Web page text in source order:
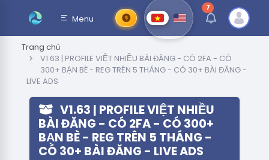
Menu
7thông báo chưa
Trang chủ
V1.63 | PROFILE VIỆT NHIỀU BÀI ĐĂNG - CÓ 2FA - CÓ
300+ BẠN BÈ - REG TRÊN 5 THÁNG - CÓ 30+ BÀI ĐĂNG -
LIVE ADS
V1.63 | PROFILE VIỆT NHIỀU
BÀI ĐĂNG - CÓ 2FA - CÓ 300+
BẠN BÈ - REG TRÊN 5 THÁNG -
CÓ 30+ BÀI ĐĂNG - LIVE ADS